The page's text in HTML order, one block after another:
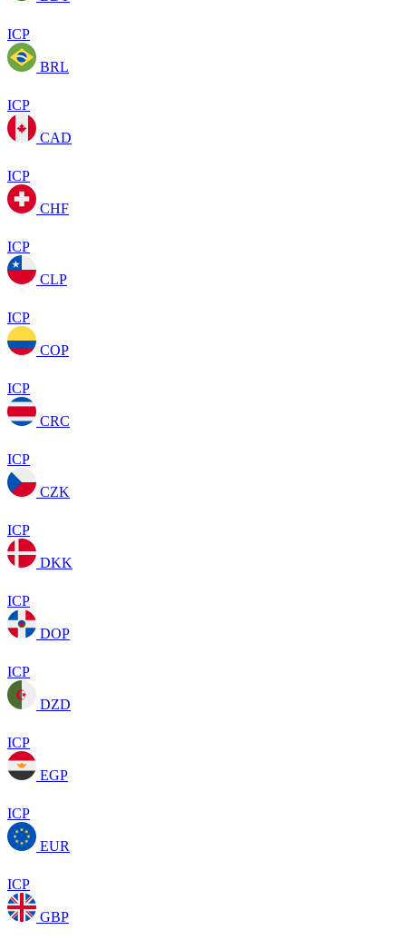
ICP
BRL
ICP
CAD
ICP
CHF
ICP
CLP
ICP
COP
ICP
CRC
ICP
CZK
ICP
DKK
ICP
DOP
ICP
DZD
ICP
EGP
ICP
EUR
ICP
GBP